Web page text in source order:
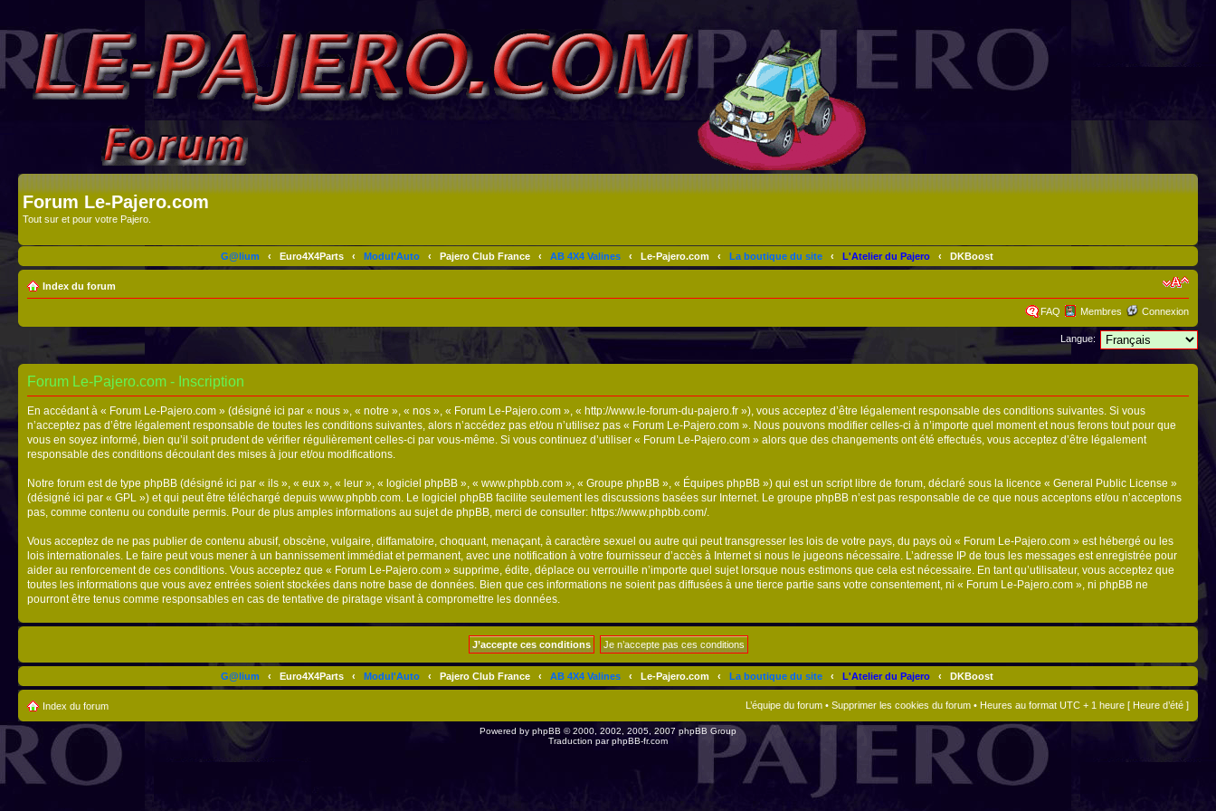
Forum Le-Pajero.com
Tout sur et pour votre Pajero.
G@lium ‹ Euro4X4Parts ‹ Modul'Auto ‹ Pajero Club France ‹ AB 4X4 Valines ‹ Le-Pajero.com ‹ La boutique du site ‹ L'Atelier du Pajero ‹ DKBoost
Index du forum
FAQ Membres Connexion
Langue:
Forum Le-Pajero.com - Inscription
En accédant à « Forum Le-Pajero.com » (désigné ici par « nous », « notre », « nos », « Forum Le-Pajero.com », « http://www.le-forum-du-pajero.fr »), vous acceptez d’être légalement responsable des conditions suivantes. Si vous
n’acceptez pas d’être légalement responsable de toutes les conditions suivantes, alors n’accédez pas et/ou n’utilisez pas « Forum Le-Pajero.com ». Nous pouvons modifier celles-ci à n’importe quel moment et nous ferons tout pour que
vous en soyez informé, bien qu’il soit prudent de vérifier régulièrement celles-ci par vous-même. Si vous continuez d’utiliser « Forum Le-Pajero.com » alors que des changements ont été effectués, vous acceptez d’être légalement
responsable des conditions découlant des mises à jour et/ou modifications.
Notre forum est de type phpBB (désigné ici par « ils », « eux », « leur », « logiciel phpBB », « www.phpbb.com », « Groupe phpBB », « Équipes phpBB ») qui est un script libre de forum, déclaré sous la licence « General Public License »
(désigné ici par « GPL ») et qui peut être téléchargé depuis www.phpbb.com. Le logiciel phpBB facilite seulement les discussions basées sur Internet. Le groupe phpBB n’est pas responsable de ce que nous acceptons et/ou n’acceptons
pas, comme contenu ou conduite permis. Pour de plus amples informations au sujet de phpBB, merci de consulter: https://www.phpbb.com/.
Vous acceptez de ne pas publier de contenu abusif, obscène, vulgaire, diffamatoire, choquant, menaçant, à caractère sexuel ou autre qui peut transgresser les lois de votre pays, du pays où « Forum Le-Pajero.com » est hébergé ou les
lois internationales. Le faire peut vous mener à un bannissement immédiat et permanent, avec une notification à votre fournisseur d’accès à Internet si nous le jugeons nécessaire. L’adresse IP de tous les messages est enregistrée pour
aider au renforcement de ces conditions. Vous acceptez que « Forum Le-Pajero.com » supprime, édite, déplace ou verrouille n’importe quel sujet lorsque nous estimons que cela est nécessaire. En tant qu’utilisateur, vous acceptez que
toutes les informations que vous avez entrées soient stockées dans notre base de données. Bien que ces informations ne soient pas diffusées à une tierce partie sans votre consentement, ni « Forum Le-Pajero.com », ni phpBB ne
pourront être tenus comme responsables en cas de tentative de piratage visant à compromettre les données.
G@lium ‹ Euro4X4Parts ‹ Modul'Auto ‹ Pajero Club France ‹ AB 4X4 Valines ‹ Le-Pajero.com ‹ La boutique du site ‹ L'Atelier du Pajero ‹ DKBoost
Index du forum L’équipe du forum • Supprimer les cookies du forum • Heures au format UTC + 1 heure [ Heure d’été ]
Powered by phpBB © 2000, 2002, 2005, 2007 phpBB Group
Traduction parphpBB-fr.com